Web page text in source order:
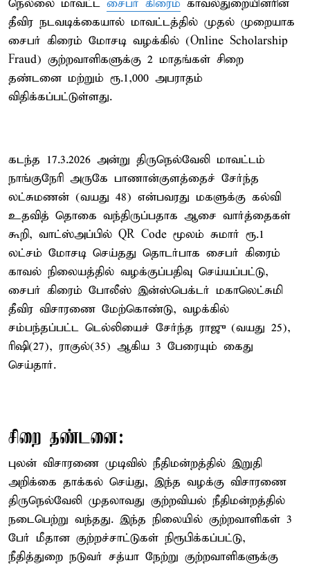
நெல்லை மாவட்ட சைபர் கிரைம் காவல்துறையினரின்
தீவிர நடவடிக்கையால் மாவட்டத்தில் முதல் முறையாக
சைபர் கிரைம் மோசடி வழக்கில் (Online Scholarship
Fraud) குற்றவாளிகளுக்கு 2 மாதங்கள் சிறை
தண்டனை மற்றும் ரூ.1,000 அபராதம்
விதிக்கப்பட்டுள்ளது.
கடந்த 17.3.2026 அன்று திருநெல்வேலி மாவட்டம்
நாங்குநேரி அருகே பாணான்குளத்தைச் சேர்ந்த
லட்சுமணன் (வயது 48) என்பவரது மகளுக்கு கல்வி
உதவித் தொகை வந்திருப்பதாக ஆசை வார்த்தைகள்
கூறி, வாட்ஸ்அப்பில் QR Code மூலம் சுமார் ரூ.1
லட்சம் மோசடி செய்தது தொடர்பாக சைபர் கிரைம்
காவல் நிலையத்தில் வழக்குப்பதிவு செய்யப்பட்டு,
சைபர் கிரைம் போலீஸ் இன்ஸ்பெக்டர் மகாலெட்சுமி
தீவிர விசாரணை மேற்கொண்டு, வழக்கில்
சம்பந்தப்பட்ட டெல்லியைச் சேர்ந்த ராஜு (வயது 25),
ரிஷி(27), ராகுல்(35) ஆகிய 3 பேரையும் கைது
செய்தார்.
சிறை தண்டனை:
புலன் விசாரணை முடிவில் நீதிமன்றத்தில் இறுதி
அறிக்கை தாக்கல் செய்து, இந்த வழக்கு விசாரணை
திருநெல்வேலி முதலாவது குற்றவியல் நீதிமன்றத்தில்
நடைபெற்று வந்தது. இந்த நிலையில் குற்றவாளிகள் 3
பேர் மீதான குற்றச்சாட்டுகள் நிரூபிக்கப்பட்டு,
நீதித்துறை நடுவர் சத்யா நேற்று குற்றவாளிகளுக்கு